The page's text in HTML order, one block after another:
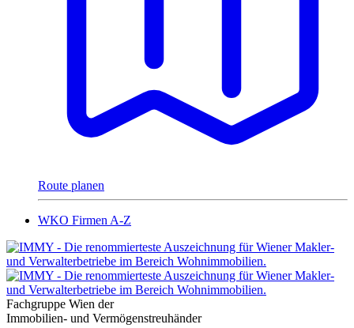
Route planen
WKO Firmen A-Z
Fachgruppe Wien der
Immobilien- und Vermögenstreuhänder